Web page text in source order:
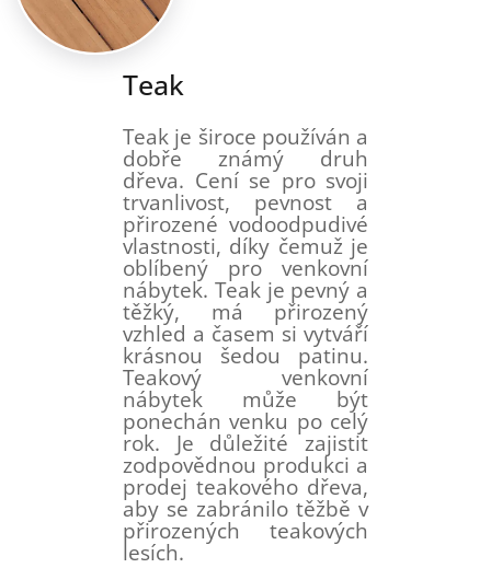
Teak
Teak je široce používán a
dobře známý druh
dřeva. Cení se pro svoji
trvanlivost, pevnost a
přirozené vodoodpudivé
vlastnosti, díky čemuž je
oblíbený pro venkovní
nábytek. Teak je pevný a
těžký, má přirozený
vzhled a časem si vytváří
krásnou šedou patinu.
Teakový venkovní
nábytek může být
ponechán venku po celý
rok. Je důležité zajistit
zodpovědnou produkci a
prodej teakového dřeva,
aby se zabránilo těžbě v
přirozených teakových
lesích.